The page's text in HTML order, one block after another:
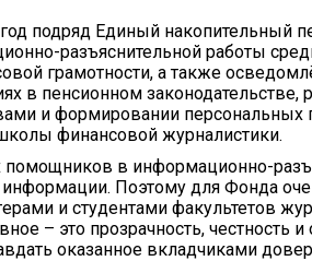
юридических лиц
Спортивные
достижения
Результаты и отчеты
Официальные
выступления
Вакансии
подряд Единый накопительный
разъяснительной работы
грамотности, а также
в пенсионном законодательстве,
и формировании персональных
финансовой журналистики.
в информационно-
Поэтому для Фонда
и студентами факультетов
– это прозрачность,
оказанное вкладчиками